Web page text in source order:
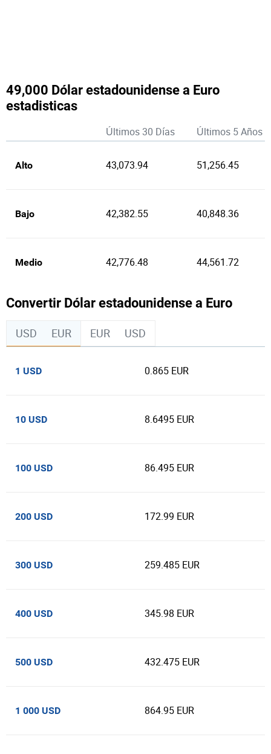
49,000 Dólar estadounidense a Euro
estadisticas
Últimos 30 Días Últimos 5 Años
Alto 43,073.94 51,256.45
Bajo 42,382.55 40,848.36
Medio 42,776.48 44,561.72
Convertir Dólar estadounidense a Euro
USD EUR EUR USD
1 USD 0.865 EUR
10 USD 8.6495 EUR
100 USD 86.495 EUR
200 USD 172.99 EUR
300 USD 259.485 EUR
400 USD 345.98 EUR
500 USD 432.475 EUR
1 000 USD 864.95 EUR